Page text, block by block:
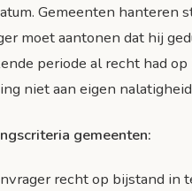
Gemeenten hanteren
moet aantonen dat hij
periode al recht had
niet aan eigen
gemeenten:
recht op bijstand in